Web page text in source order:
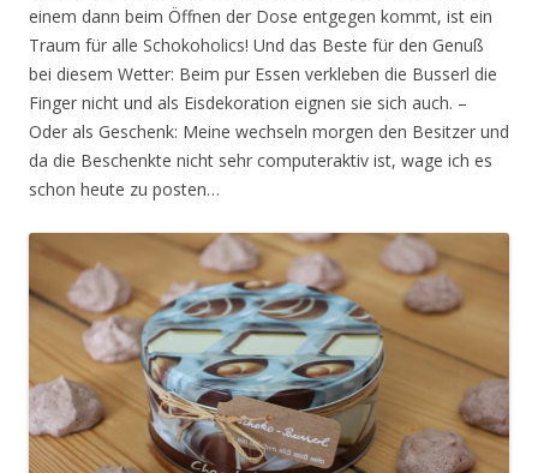
einem dann beim Öffnen der Dose entgegen kommt, ist ein
Traum für alle Schokoholics! Und das Beste für den Genuß
bei diesem Wetter: Beim pur Essen verkleben die Busserl die
Finger nicht und als Eisdekoration eignen sie sich auch. –
Oder als Geschenk: Meine wechseln morgen den Besitzer und
da die Beschenkte nicht sehr computeraktiv ist, wage ich es
schon heute zu posten…